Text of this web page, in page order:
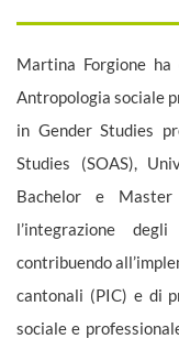
Martina Forgione
Antropologia sociale
in Gender Studies
Studies (SOAS),
Bachelor e
l’integrazione
contribuendo
cantonali (PIC) e di
sociale e